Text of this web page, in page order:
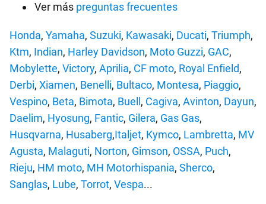
Ver más preguntas frecuentes
Honda, Yamaha, Suzuki, Kawasaki, Ducati, Triumph,
Ktm, Indian, Harley Davidson, Moto Guzzi, GAC,
Mobylette, Victory, Aprilia, CF moto, Royal Enfield,
Derbi, Xiamen, Benelli, Bultaco, Montesa, Piaggio,
Vespino, Beta, Bimota, Buell , Cagiva, Avinton, Dayun,
Daelim, Hyosung, Fantic, Gilera, Gas Gas,
Husqvarna, Husaberg,Italjet, Kymco, Lambretta, MV
Agusta, Malaguti, Norton, Gimson, OSSA, Puch,
Rieju, HM moto, MH Motorhispania, Sherco,
Sanglas, Lube, Torrot, Vespa...